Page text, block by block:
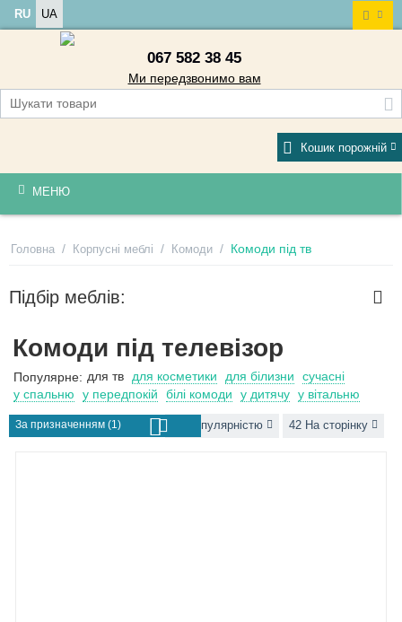
RU UA
067 582 38 45
Ми передзвонимо вам
Кошик порожній
МЕНЮ
Головна / Корпусні меблі / Комоди / Комоди під тв
Підбір меблів:
Комоди під телевізор
Популярне: для тв для косметики для білизни
сучасні
у спальню
у передпокій білі комоди у дитячу у вітальню
За призначенням (1) За популярністю 42 На сторінку